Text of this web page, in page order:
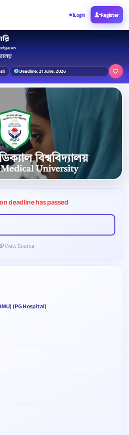
Login Register
২০২৬
Deadline: 21 June, 2026
deadline has passed
View Source
(PG Hospital)